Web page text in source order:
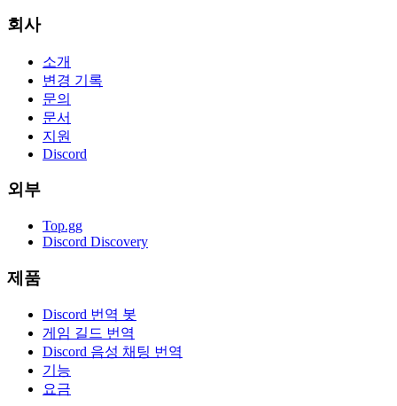
회사
소개
변경 기록
문의
문서
지원
Discord
외부
Top.gg
Discord Discovery
제품
Discord 번역 봇
게임 길드 번역
Discord 음성 채팅 번역
기능
요금